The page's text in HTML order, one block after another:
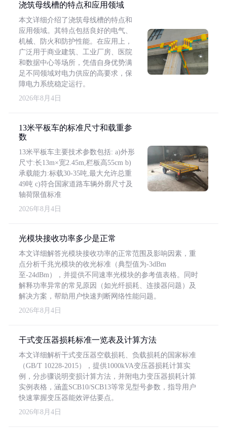
浇筑母线槽的特点和应用领域
本文详细介绍了浇筑母线槽的特点和
应用领域。其特点包括良好的电气、
机械、防火和防护性能。在应用上，
广泛用于商业建筑、工业厂房、医院
和数据中心等场所，凭借自身优势满
足不同领域对电力供应的高要求，保
障电力系统稳定运行。
2026年8月4日
13米平板车的标准尺寸和载重参
数
13米平板车主要技术参数包括: a)外形
尺寸:长13m×宽2.45m,栏板高55cm b)
承载能力:标载30-35吨,最大允许总重
49吨 c)符合国家道路车辆外廓尺寸及
轴荷限值标准
2026年8月4日
光模块接收功率多少是正常
本文详细解答光模块接收功率的正常范围及影响因素，重
点分析千兆光模块的收光标准（典型值为-3dBm
至-24dBm），并提供不同速率光模块的参考值表格。同时
解释功率异常的常见原因（如光纤损耗、连接器问题）及
解决方案，帮助用户快速判断网络性能问题。
2026年8月4日
干式变压器损耗标准一览表及计算方法
本文详细解析干式变压器空载损耗、负载损耗的国家标准
（GB/T 10228-2015），提供1000kVA变压器损耗计算实
例，分步骤说明变损计算方法，并附电力变压器损耗计算
实例表格，涵盖SCB10/SCB13等常见型号参数，指导用户
快速掌握变压器能效评估要点。
2026年8月4日